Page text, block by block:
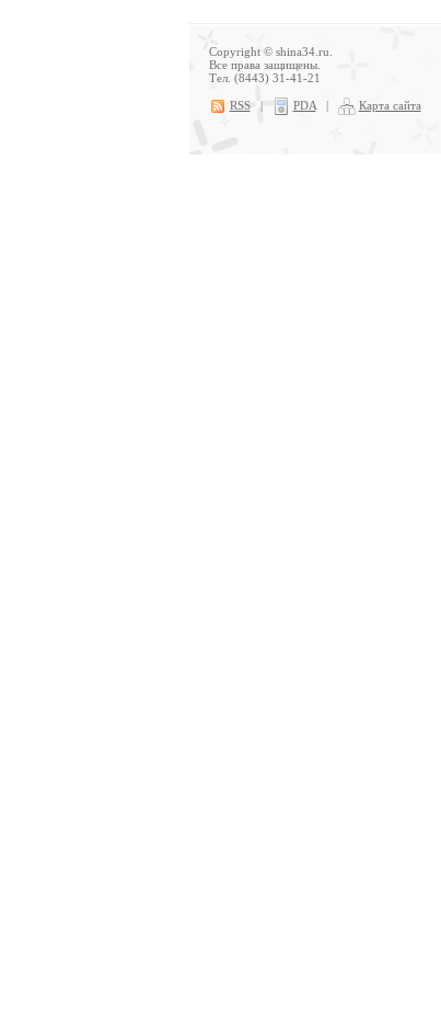
Copyright © shina34.ru.
Все права защищены.
Тел. (8443) 31-41-21
RSS | PDA | Карта сайта